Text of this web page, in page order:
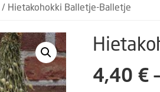
kukat
/ Hietakohokki Balletje-Balletje
4,40 € –